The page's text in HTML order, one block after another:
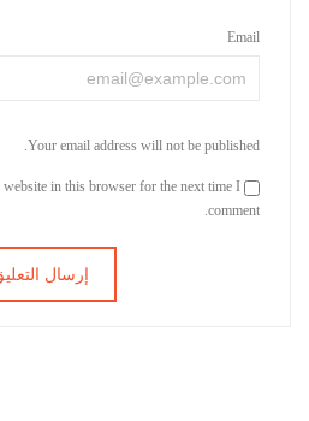
Email
Your email address will not be published.
website in this browser for the next time I
comment.